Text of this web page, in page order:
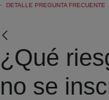
DETALLE PREGUNTA FRECUENTE
¿Qué
no se